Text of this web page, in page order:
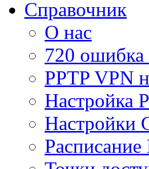
Справочник
О нас
720
PPTP VPN
Настройка
Настройки